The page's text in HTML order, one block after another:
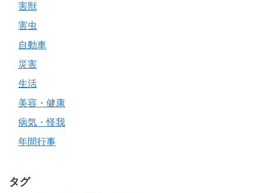
害獣
害虫
自動車
災害
生活
美容・健康
病気・怪我
年間行事
タグ